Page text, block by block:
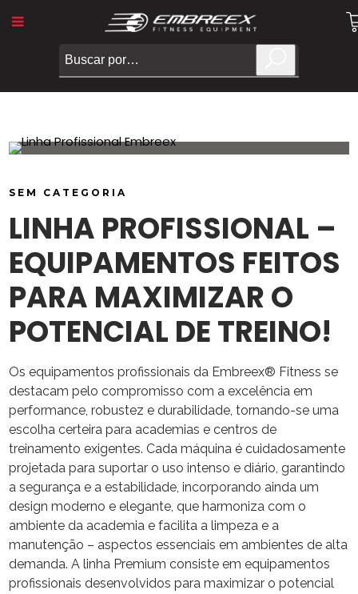
SEM CATEGORIA
LINHA PROFISSIONAL –
EQUIPAMENTOS FEITOS
PARA MAXIMIZAR O
POTENCIAL DE TREINO!
Os equipamentos profissionais da Embreex®️ Fitness se
destacam pelo compromisso com a excelência em
performance, robustez e durabilidade, tornando-se uma
escolha certeira para academias e centros de
treinamento exigentes. Cada máquina é cuidadosamente
projetada para suportar o uso intenso e diário, garantindo
a segurança e a estabilidade, incorporando ainda um
design moderno e elegante, que harmoniza com o
ambiente da academia e facilita a limpeza e a
manutenção – aspectos essenciais em ambientes de alta
demanda. A linha Premium consiste em equipamentos
profissionais desenvolvidos para maximizar o potencial